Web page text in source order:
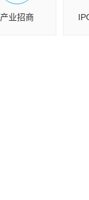
产业招商